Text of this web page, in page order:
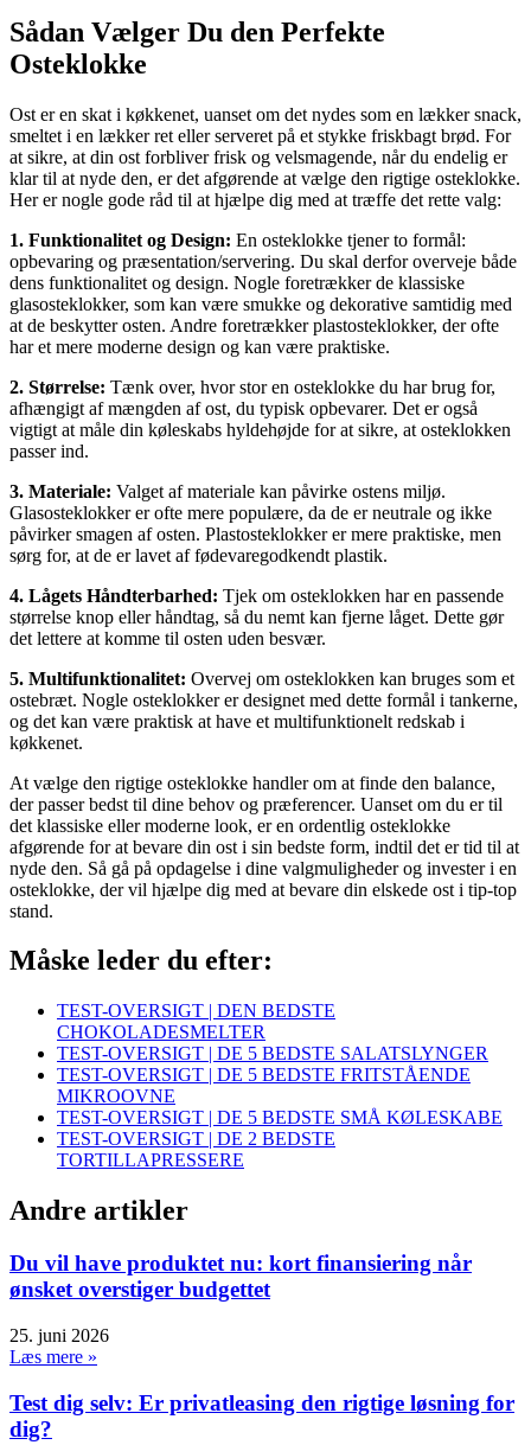
Sådan Vælger Du den Perfekte
Osteklokke
Ost er en skat i køkkenet, uanset om det nydes som en lækker snack,
smeltet i en lækker ret eller serveret på et stykke friskbagt brød. For
at sikre, at din ost forbliver frisk og velsmagende, når du endelig er
klar til at nyde den, er det afgørende at vælge den rigtige osteklokke.
Her er nogle gode råd til at hjælpe dig med at træffe det rette valg:
1. Funktionalitet og Design: En osteklokke tjener to formål:
opbevaring og præsentation/servering. Du skal derfor overveje både
dens funktionalitet og design. Nogle foretrækker de klassiske
glasosteklokker, som kan være smukke og dekorative samtidig med
at de beskytter osten. Andre foretrækker plastosteklokker, der ofte
har et mere moderne design og kan være praktiske.
2. Størrelse: Tænk over, hvor stor en osteklokke du har brug for,
afhængigt af mængden af ost, du typisk opbevarer. Det er også
vigtigt at måle din køleskabs hyldehøjde for at sikre, at osteklokken
passer ind.
3. Materiale: Valget af materiale kan påvirke ostens miljø.
Glasosteklokker er ofte mere populære, da de er neutrale og ikke
påvirker smagen af osten. Plastosteklokker er mere praktiske, men
sørg for, at de er lavet af fødevaregodkendt plastik.
4. Lågets Håndterbarhed: Tjek om osteklokken har en passende
størrelse knop eller håndtag, så du nemt kan fjerne låget. Dette gør
det lettere at komme til osten uden besvær.
5. Multifunktionalitet: Overvej om osteklokken kan bruges som et
ostebræt. Nogle osteklokker er designet med dette formål i tankerne,
og det kan være praktisk at have et multifunktionelt redskab i
køkkenet.
At vælge den rigtige osteklokke handler om at finde den balance,
der passer bedst til dine behov og præferencer. Uanset om du er til
det klassiske eller moderne look, er en ordentlig osteklokke
afgørende for at bevare din ost i sin bedste form, indtil det er tid til at
nyde den. Så gå på opdagelse i dine valgmuligheder og invester i en
osteklokke, der vil hjælpe dig med at bevare din elskede ost i tip-top
stand.
Måske leder du efter:
TEST-OVERSIGT | DEN BEDSTE
CHOKOLADESMELTER
TEST-OVERSIGT | DE 5 BEDSTE SALATSLYNGER
TEST-OVERSIGT | DE 5 BEDSTE FRITSTÅENDE
MIKROOVNE
TEST-OVERSIGT | DE 5 BEDSTE SMÅ KØLESKABE
TEST-OVERSIGT | DE 2 BEDSTE
TORTILLAPRESSERE
Andre artikler
Du vil have produktet nu: kort finansiering når
ønsket overstiger budgettet
25. juni 2026
Læs mere »
Test dig selv: Er privatleasing den rigtige løsning for
dig?